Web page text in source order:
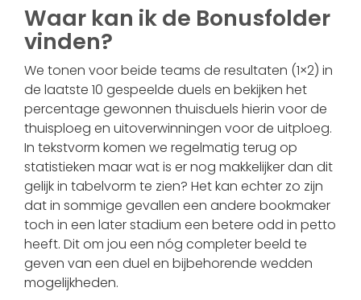
Waar kan ik de Bonusfolder
vinden?
We tonen voor beide teams de resultaten (1×2) in
de laatste 10 gespeelde duels en bekijken het
percentage gewonnen thuisduels hierin voor de
thuisploeg en uitoverwinningen voor de uitploeg.
In tekstvorm komen we regelmatig terug op
statistieken maar wat is er nog makkelijker dan dit
gelijk in tabelvorm te zien? Het kan echter zo zijn
dat in sommige gevallen een andere bookmaker
toch in een later stadium een betere odd in petto
heeft. Dit om jou een nóg completer beeld te
geven van een duel en bijbehorende wedden
mogelijkheden.